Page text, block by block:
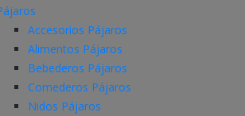
Accesorios Pájaros
Alimentos Pájaros
Bebederos Pájaros
Comederos Pájaros
Nidos Pájaros